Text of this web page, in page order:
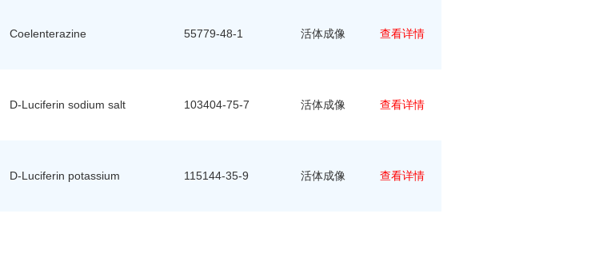
Coelenterazine 55779-48-1 活体成像 查看详情
D-Luciferin sodium salt 103404-75-7 活体成像 查看详情
D-Luciferin potassium 115144-35-9 活体成像 查看详情